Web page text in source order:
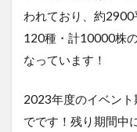
われており、約
120種・計10000株
なっています！
2023年度のイベン
でです！残り期間中